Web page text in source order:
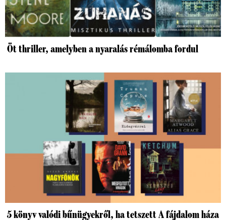
Öt thriller, amelyben a nyaralás rémálomba fordul
5 könyv valódi bűnügyekről, ha tetszett A fájdalom háza